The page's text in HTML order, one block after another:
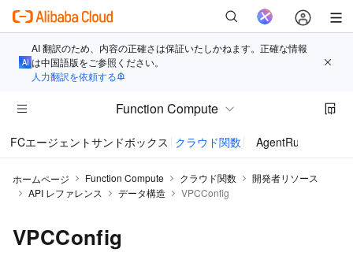
AI 翻訳のため、内容の正確さは保証いたしかねます。正確な情報
は中国語版をご参照ください。
人力翻訳を依頼する
Function Compute
FCエージェントサンドボックス クラウド関数 AgentRun
ホームページ Function Compute クラウド関数
開発者リソース
API レファレンス
データ構造 VPCConfig
VPCConfig